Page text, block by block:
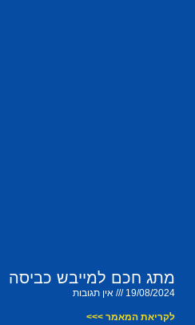
מתג חכם למייבש כביסה
19/08/2024 אין תגובות
לקריאת המאמר >>>